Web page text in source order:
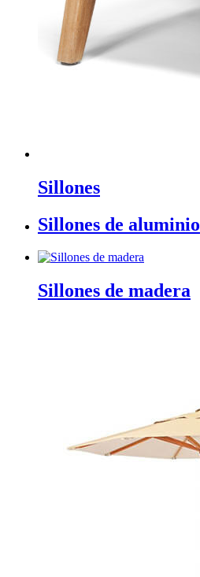
Sillones
Sillones de aluminio
Sillones de madera